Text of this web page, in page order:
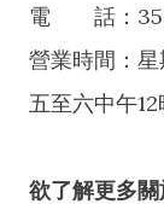
電 話：
營業時間：
五至六中午
欲了解更多